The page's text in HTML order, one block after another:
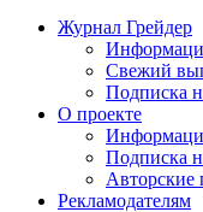
Журнал Грейдер
Свежий
Подписка
О проекте
Подписка
Авторские
Рекламодателям